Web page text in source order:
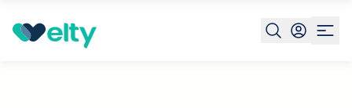
Prenota visita Ecografia Ostetrica Morfologica